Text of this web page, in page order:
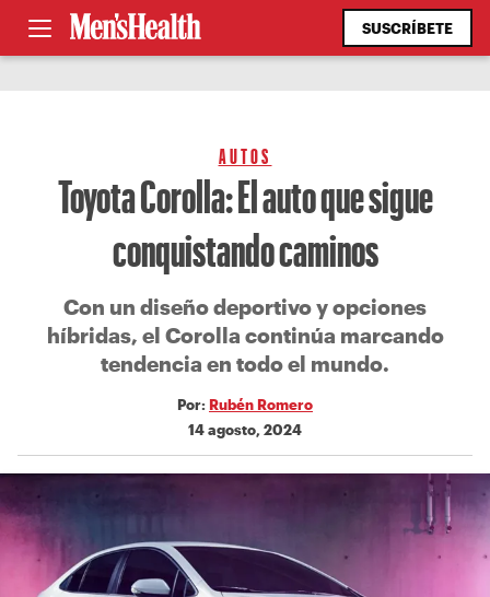
SUSCRÍBETE
AUTOS
Toyota Corolla: El auto que sigue
conquistando caminos
Con un diseño deportivo y opciones
híbridas, el Corolla continúa marcando
tendencia en todo el mundo.
Por: Rubén Romero
14 agosto, 2024